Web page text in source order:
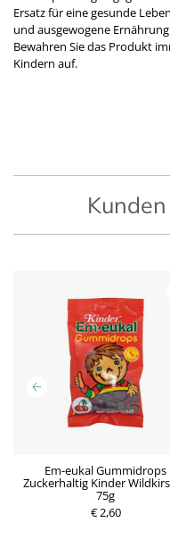
Ersatz für eine gesunde
und ausgewogene
Bewahren Sie das Produkt
Kindern auf.
Em-eukal Gummidrops
Zuckerhaltig Kinder
75g
€ 2,60